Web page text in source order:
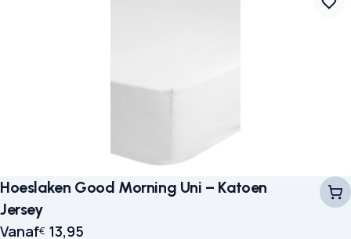
Hoeslaken Good Morning Uni – Katoen
Jersey
Vanaf€ 13,95